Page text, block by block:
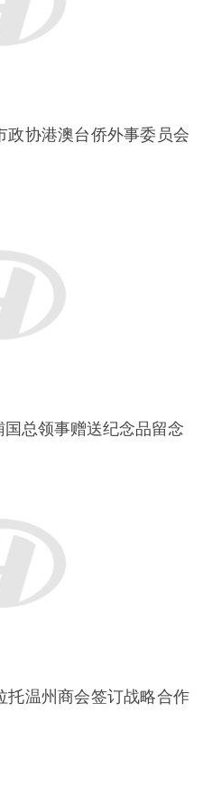
政协港澳台侨外事委员会
总领事赠送纪念品留念
托温州商会签订战略合作